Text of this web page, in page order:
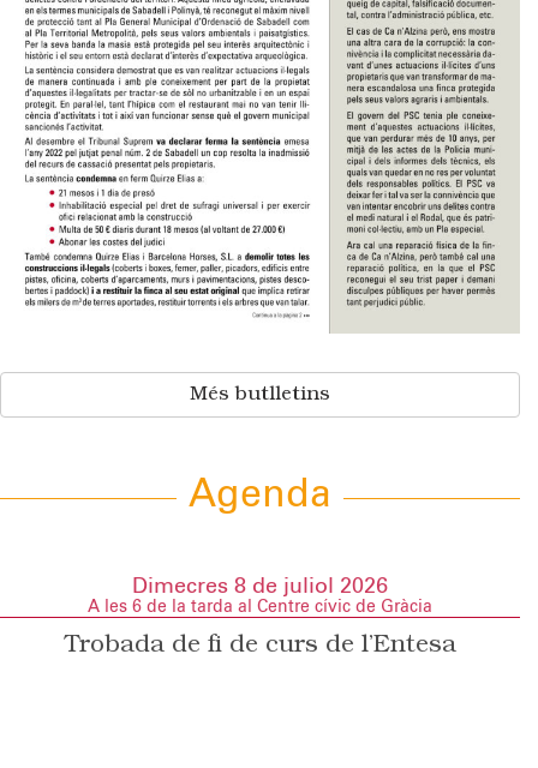
Més butlletins
Agenda
Dimecres 8 de juliol 2026
A les 6 de la tarda al Centre cívic de Gràcia
Trobada de fi de curs de l’Entesa